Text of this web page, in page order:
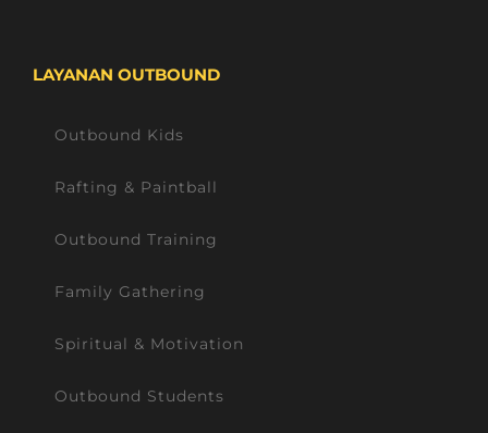
LAYANAN OUTBOUND
Outbound Kids
Rafting & Paintball
Outbound Training
Family Gathering
Spiritual & Motivation
Outbound Students